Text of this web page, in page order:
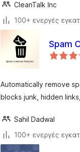
CleanTalk Inc
100+ ενεργές
Spam
Automatically remove
blocks junk, hidden
Sahil Dadwal
100+ ενεργές